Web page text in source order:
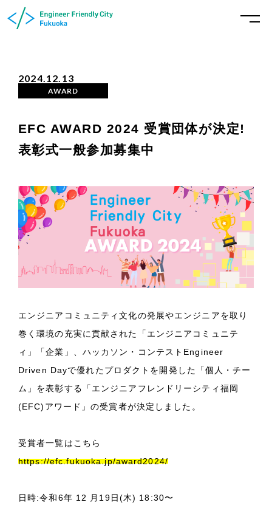
2024.12.13
AWARD
EFC AWARD 2024 受賞団体が決定!
表彰式一般参加募集中
エンジニアコミュニティ文化の発展やエンジニアを取り
巻く環境の充実に貢献された「エンジニアコミュニテ
ィ」「企業」、ハッカソン・コンテストEngineer
Driven Dayで優れたプロダクトを開発した「個人・チー
ム」を表彰する「エンジニアフレンドリーシティ福岡
(EFC)アワード」の受賞者が決定しました。
受賞者一覧はこちら
https://efc.fukuoka.jp/award2024/
日時:令和6年 12 月19日(木) 18:30〜